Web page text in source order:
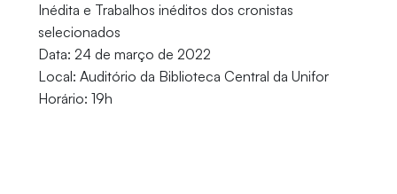
Inédita e Trabalhos inéditos dos cronistas
selecionados
Data: 24 de março de 2022
Local: Auditório da Biblioteca Central da Unifor
Horário: 19h